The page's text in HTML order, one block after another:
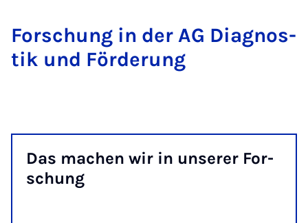
For­schung in der AG Dia­gno­s­
tik und För­de­rung
Das ma­chen wir in un­se­rer For­
schung